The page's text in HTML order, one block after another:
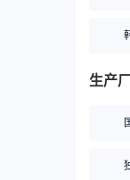
生产